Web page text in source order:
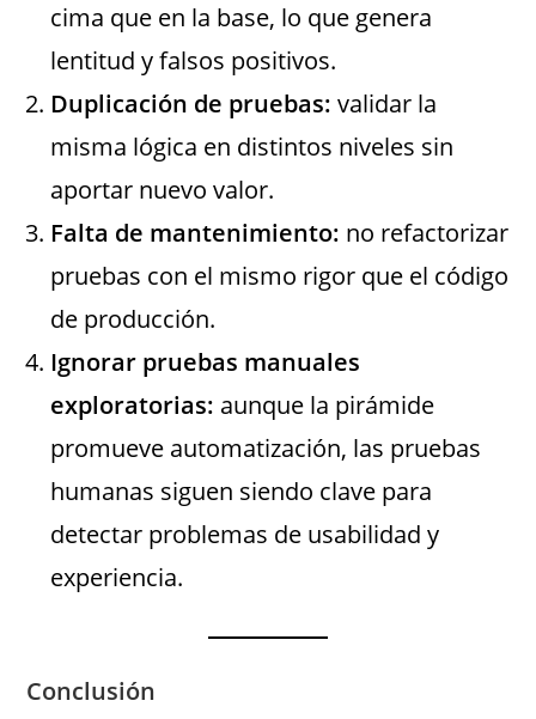
cima que en la base, lo que genera
lentitud y falsos positivos.
Duplicación de pruebas: validar la
misma lógica en distintos niveles sin
aportar nuevo valor.
Falta de mantenimiento: no refactorizar
pruebas con el mismo rigor que el código
de producción.
Ignorar pruebas manuales
exploratorias: aunque la pirámide
promueve automatización, las pruebas
humanas siguen siendo clave para
detectar problemas de usabilidad y
experiencia.
Conclusión